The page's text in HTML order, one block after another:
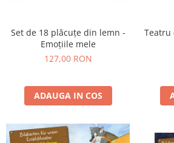
Set de 18 plăcuțe din lemn -
Emoțiile mele
127,00 RON
ADAUGA IN COS
Teatru